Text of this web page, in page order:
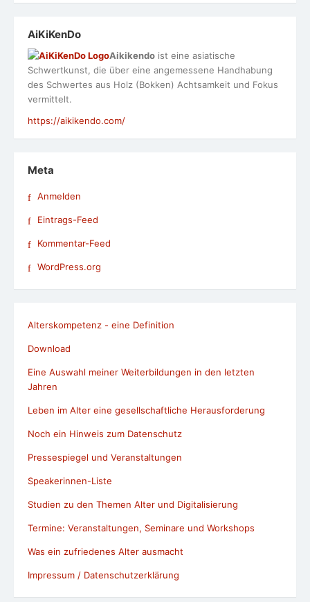
AiKiKenDo
Aikikendo ist eine asiatische
Schwertkunst, die über eine angemessene Handhabung
des Schwertes aus Holz (Bokken) Achtsamkeit und Fokus
vermittelt.
https://aikikendo.com/
Meta
Anmelden
Eintrags-Feed
Kommentar-Feed
WordPress.org
Alterskompetenz - eine Definition
Download
Eine Auswahl meiner Weiterbildungen in den letzten
Jahren
Leben im Alter eine gesellschaftliche Herausforderung
Noch ein Hinweis zum Datenschutz
Pressespiegel und Veranstaltungen
Speakerinnen-Liste
Studien zu den Themen Alter und Digitalisierung
Termine: Veranstaltungen, Seminare und Workshops
Was ein zufriedenes Alter ausmacht
Impressum / Datenschutzerklärung